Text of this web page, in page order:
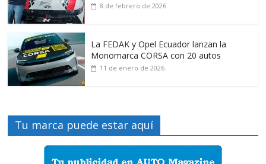
8 de febrero de 2026
La FEDAK y Opel Ecuador lanzan la
Monomarca CORSA con 20 autos
11 de enero de 2026
Tu marca puede estar aquí